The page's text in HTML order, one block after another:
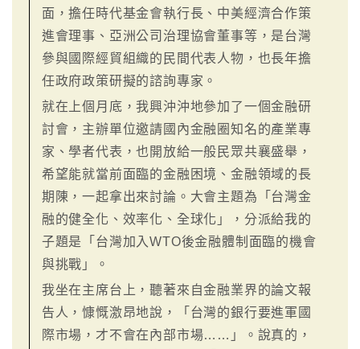
面，擔任時代基金會執行長、中美經濟合作策
進會理事、亞洲公司治理協會董事等，是台灣
參與國際經貿組織的民間代表人物，也長年擔
任政府政策研擬的諮詢專家。
就在上個月底，我興沖沖地參加了一個金融研
討會，主辦單位邀請國內金融圈知名的產業專
家、學者代表，也開放給一般民眾共襄盛舉，
希望能就當前面臨的金融困境、金融領域的長
期陳，一起拿出來討論。大會主題為「台灣金
融的健全化、效率化、全球化」，分派給我的
子題是「台灣加入WTO後金融體制面臨的機會
與挑戰」。
我坐在主席台上，聽著來自金融業界的論文報
告人，慷慨激昂地說，「台灣的銀行要進軍國
際市場，才不會在內部市場……」。說真的，